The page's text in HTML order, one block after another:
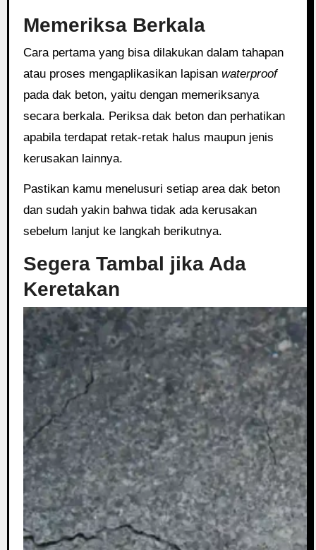
Memeriksa Berkala
Cara pertama yang bisa dilakukan dalam tahapan
atau proses mengaplikasikan lapisan waterproof
pada dak beton, yaitu dengan memeriksanya
secara berkala. Periksa dak beton dan perhatikan
apabila terdapat retak-retak halus maupun jenis
kerusakan lainnya.
Pastikan kamu menelusuri setiap area dak beton
dan sudah yakin bahwa tidak ada kerusakan
sebelum lanjut ke langkah berikutnya.
Segera Tambal jika Ada
Keretakan